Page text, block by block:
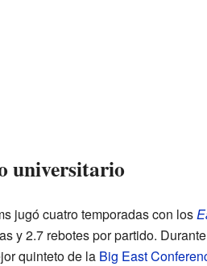
universitario
jugó cuatro temporadas con los
y 2.7 rebotes por partido.
quinteto de la Big East